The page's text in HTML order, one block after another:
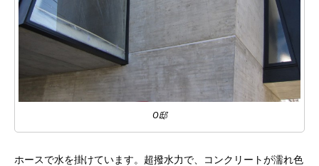
O邸
ホースで水を掛けています。超撥水力で、コンクリートが濡れ色